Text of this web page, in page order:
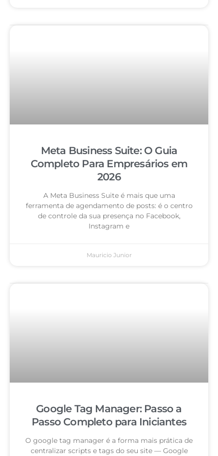
Meta Business Suite: O Guia
Completo Para Empresários em
2026
A Meta Business Suite é mais que uma
ferramenta de agendamento de posts: é o centro
de controle da sua presença no Facebook,
Instagram e
Mauricio Junior
Google Tag Manager: Passo a
Passo Completo para Iniciantes
O google tag manager é a forma mais prática de
centralizar scripts e tags do seu site — Google